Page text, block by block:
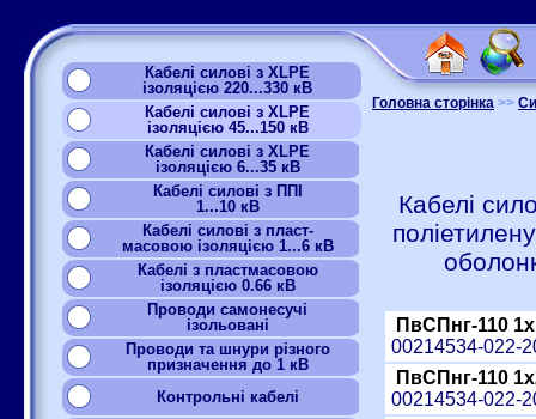
Кабелі силові з XLPE
ізоляцією 220...330 кВ
Кабелі силові з XLPE
ізоляцією 45...150 кВ
Кабелі силові з XLPE
ізоляцією 6...35 кВ
Кабелі силові з ППІ
1...10 кВ
Кабелі силові з пласт-
масовою ізоляцією 1...6 кВ
Кабелі з пластмасовою
ізоляцією 0.66 кВ
Проводи самонесучі
ізольовані
Проводи та шнури різного
призначення до 1 кВ
Контрольні кабелі
Головна сторінка >>
Кабелі
ПвСПнг-110
00214534-022-
ПвСПнг-110
00214534-022-